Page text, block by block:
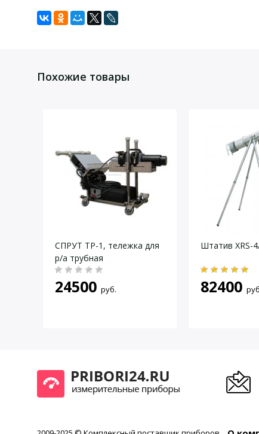
Грузоподъемность штатива, кг
Длина стрелы позиционирования рентгеновского
Диапазон длины фиксирующих упоров, мм
Масса комплекта, кг
Штатив трубный «АРИОН ШРТ-5»
обработку персональных данных
Похожие товары
СПРУТ ТР-1, тележка для
р/а трубная
24500 руб.
Штатив XRS-
82400